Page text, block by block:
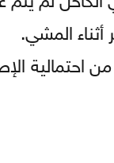
أثناء المشي.
احتمالية